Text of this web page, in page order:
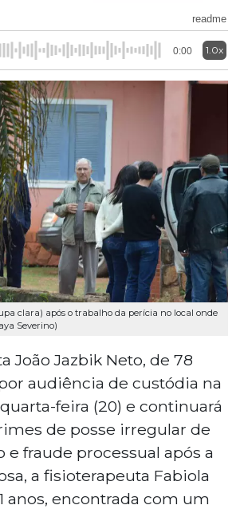
readme
0:00 1.0x
clara) após o trabalho da perícia no local onde
Severino)
João Jazbik Neto, de 78
audiência de custódia na
feira (20) e continuará
de posse irregular de
e fraude processual após a
a fisioterapeuta Fabiola
anos, encontrada com um